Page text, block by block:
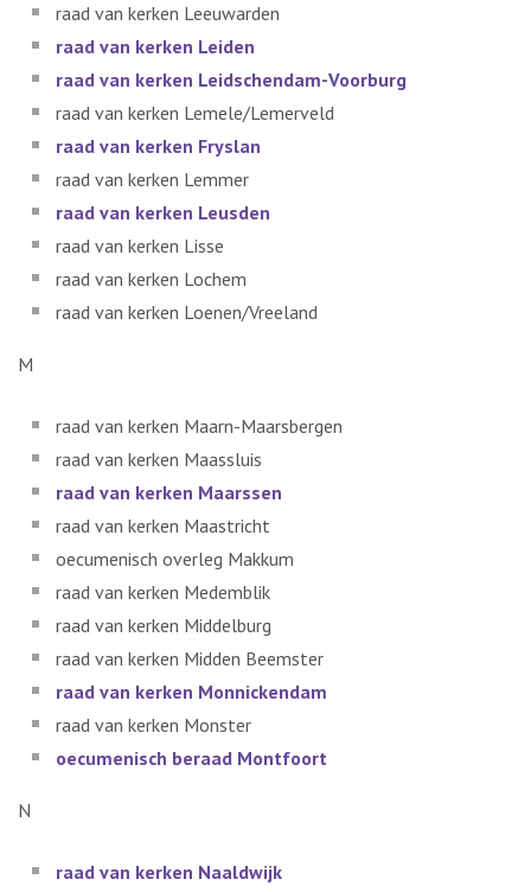
raad van kerken Leeuwarden
raad van kerken Leiden
raad van kerken Leidschendam-Voorburg
raad van kerken Lemele/Lemerveld
raad van kerken Fryslan
raad van kerken Lemmer
raad van kerken Leusden
raad van kerken Lisse
raad van kerken Lochem
raad van kerken Loenen/Vreeland
M
raad van kerken Maarn-Maarsbergen
raad van kerken Maassluis
raad van kerken Maarssen
raad van kerken Maastricht
oecumenisch overleg Makkum
raad van kerken Medemblik
raad van kerken Middelburg
raad van kerken Midden Beemster
raad van kerken Monnickendam
raad van kerken Monster
oecumenisch beraad Montfoort
N
raad van kerken Naaldwijk